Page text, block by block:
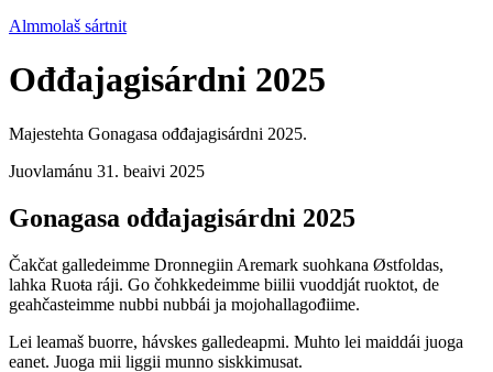
Almmolaš sártnit
Ođđajagisárdni 2025
Majestehta Gonagasa ođđajagisárdni 2025.
Juovlamánu 31. beaivi 2025
Gonagasa ođđajagisárdni 2025
Čakčat galledeimme Dronnegiin Aremark suohkana Østfoldas,
lahka Ruoŧa ráji. Go čohkkedeimme biilii vuoddját ruoktot, de
geahčasteimme nubbi nubbái ja mojohallagođiime.
Lei leamaš buorre, hávskes galledeapmi. Muhto lei maiddái juoga
eanet. Juoga mii liggii munno siskkimusat.